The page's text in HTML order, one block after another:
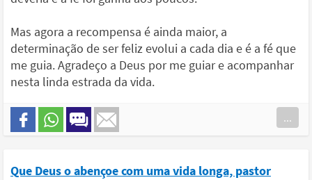
Mas agora a recompensa é ainda maior, a
determinação de ser feliz evolui a cada dia e é a fé que
me guia. Agradeço a Deus por me guiar e acompanhar
nesta linda estrada da vida.
...
Que Deus o abençoe com uma vida longa, pastor